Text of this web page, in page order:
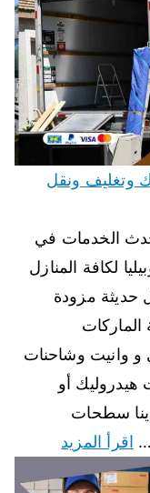
الفنيطيس 50993766 فك وتغليف ونقل
الخدمات في
لكافة المنازل
حديثة مزودة
وانيت وشاحنات
هيدروليك أو
سطحات
اقرأ المزيد